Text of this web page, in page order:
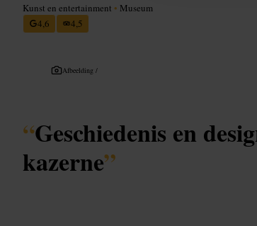
Kunst en entertainment • Museum
4,6
4,5
Afbeelding /
“Geschiedenis en
kazerne”